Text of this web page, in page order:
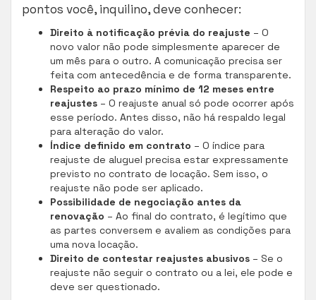
pontos você, inquilino, deve conhecer:
Direito à notificação prévia do reajuste – O
novo valor não pode simplesmente aparecer de
um mês para o outro. A comunicação precisa ser
feita com antecedência e de forma transparente.
Respeito ao prazo mínimo de 12 meses entre
reajustes – O reajuste anual só pode ocorrer após
esse período. Antes disso, não há respaldo legal
para alteração do valor.
Índice definido em contrato – O índice para
reajuste de aluguel precisa estar expressamente
previsto no contrato de locação. Sem isso, o
reajuste não pode ser aplicado.
Possibilidade de negociação antes da
renovação – Ao final do contrato, é legítimo que
as partes conversem e avaliem as condições para
uma nova locação.
Direito de contestar reajustes abusivos – Se o
reajuste não seguir o contrato ou a lei, ele pode e
deve ser questionado.